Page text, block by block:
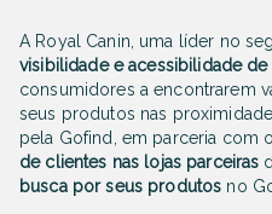
A Royal Canin, uma líder no
visibilidade e acessibilidade
consumidores a encontrarem
seus produtos nas
pela Gofind, em parceria com
de clientes nas lojas parceiras
busca por seus produtos no